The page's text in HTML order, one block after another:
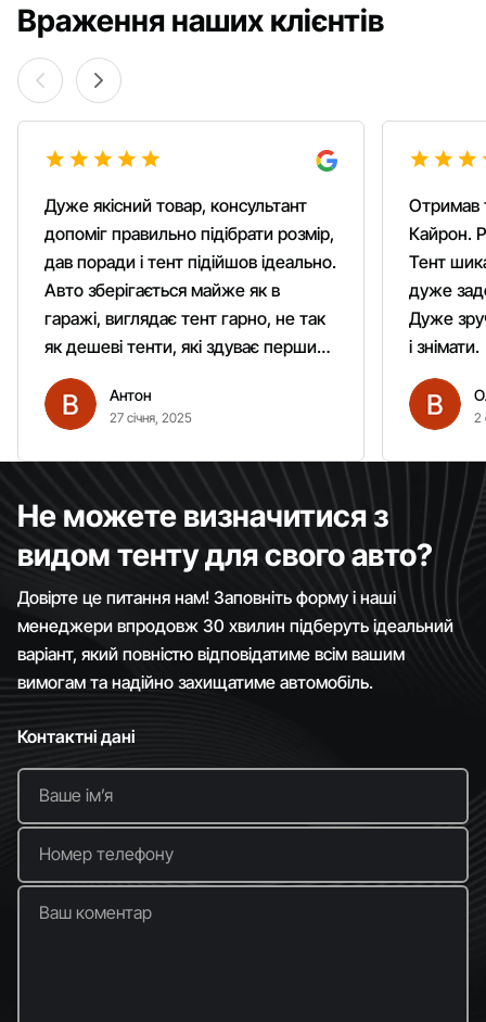
Враження наших клієнтів
Дуже якісний товар, консультант
допоміг правильно підібрати розмір,
дав поради і тент підійшов ідеально.
Авто зберігається майже як в
гаражі, виглядає тент гарно, не так
як дешеві тенти, які здуває першим
вітром. Гарно кріпиться.
Рекомендую однозначно!
Антон
27 січня, 2025
Отримав
Кайрон.
Тент
дуже
Дуже
і знімати.
2
Не можете визначитися з
видом тенту для свого авто?
Довірте це питання нам! Заповніть форму і наші
менеджери впродовж 30 хвилин підберуть ідеальний
варіант, який повністю відповідатиме всім вашим
вимогам та надійно захищатиме автомобіль.
Контактні дані
Ваше імʼя
Номер телефону
Ваш коментар